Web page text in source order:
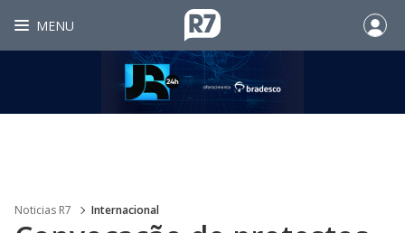
MENU
Noticias R7 Internacional